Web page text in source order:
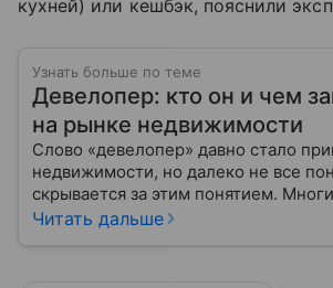
кухней) или кешбэк, пояснили
Узнать больше по теме
Девелопер: кто он и чем
на рынке недвижимости
Слово «девелопер» давно стало
недвижимости, но далеко не все
скрывается за этим понятием.
застройщиком, думая, что это одно
Читать дальше